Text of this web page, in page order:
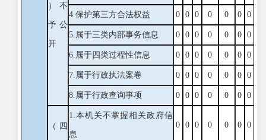
）不
予公
开
4.保护第三方合法权益 0 0 0 0 0 0 0
5.属于三类内部事务信息 0 0 0 0 0 0 0
6.属于四类过程性信息 0 0 0 0 0 0 0
7.属于行政执法案卷 0 0 0 0 0 0 0
8.属于行政查询事项 0 0 0 0 0 0 0
（四
1.本机关不掌握相关政府信
息
0 0 0 0 0 0 0